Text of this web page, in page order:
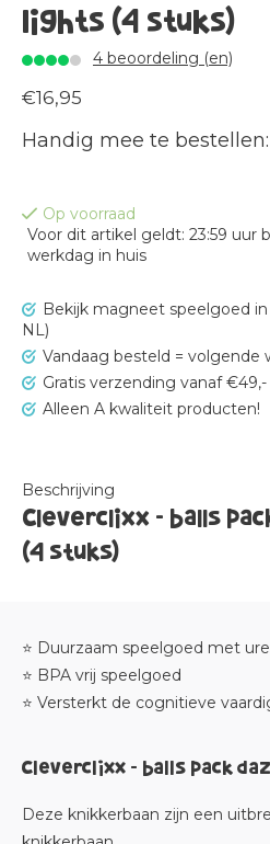
lights (4 stuks)
4 beoordeling (en)
€16,95
Handig mee te bestellen:
Op voorraad
Voor dit artikel geldt: 23:59 uur
werkdag in huis
Bekijk magneet speelgoed
NL)
Vandaag besteld = volgende
Gratis verzending vanaf €49,-
Alleen A kwaliteit producten!
Beschrijving
Cleverclixx - balls
(4 stuks)
⭐ Duurzaam speelgoed met
⭐ BPA vrij speelgoed
⭐ Versterkt de cognitieve
Cleverclixx - balls pack
Deze knikkerbaan zijn een